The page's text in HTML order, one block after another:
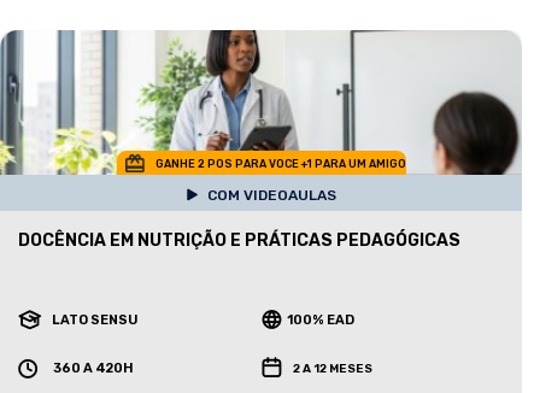
GANHE 2 POS PARA VOCE +1 PARA UM AMIGO
COM VIDEOAULAS
DOCÊNCIA EM NUTRIÇÃO E PRÁTICAS PEDAGÓGICAS
LATO SENSU 100% EAD
360 A 420H 2 A 12 MESES